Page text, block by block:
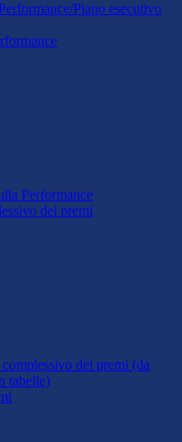
Piano esecutivo
Performance
dei premi
dei premi (da
tabelle)